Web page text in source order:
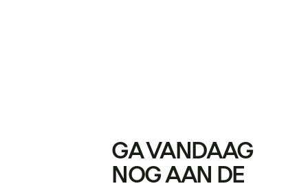
GA VANDAAG
NOG AAN DE